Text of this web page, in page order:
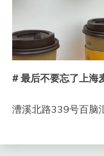
# 最后不要忘了上海
漕溪北路339号百脑